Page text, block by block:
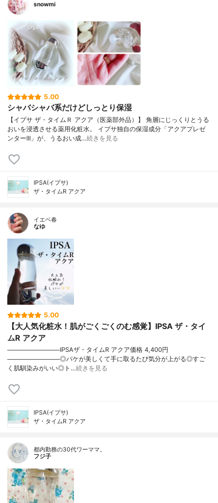
snowmi
5.00
シャバシャバ系だけどしっとり保湿
【イプサ ザ・タイムＲ アクア（医薬部外品）】 角層にじっくりとうる
おいを浸透させる薬用化粧水。 イプサ独自の保湿成分「アクアプレゼ
ンターIII」が、うるおい成…続きを見る
IPSA(イプサ)
ザ・タイムR アクア
イエベ春
なゆ
5.00
【大人気化粧水！肌がごくごくのむ感覚】IPSA ザ・タイ
ムR アクア
────────────IPSAザ・タイムR アクア価格 4,400円
────────────◎パケが美しくて手に取るたび気分が上がる◎すご
く肌馴染みがいい◎ト…続きを見る
IPSA(イプサ)
ザ・タイムR アクア
都内勤務の30代ワーママ。
フジ子